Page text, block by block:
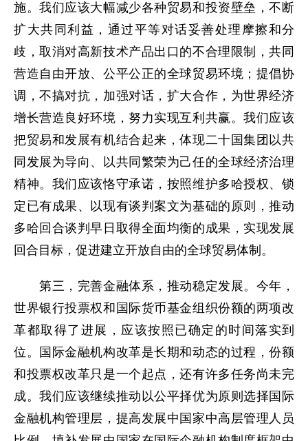
施。我们应该大幅减少各种贸易和投资壁垒，不断
扩大共同利益，通过平等对话妥善处理摩擦和分
歧，取消对高新技术产品出口的不合理限制，共同
营造自由开放、公平公正的全球贸易环境；提倡协
调，不搞对抗，加强对话，扩大合作，为世界经济
增长营造良好环境，努力实现互利共赢。我们应该
把贸易和发展有机结合起来，体现二十国集团以共
同发展为导向、以共同繁荣为己任的全球经济治理
精神。我们应该恪守承诺，按照维护多哈授权、锁
定已有成果、以现有谈判案文为基础的原则，推动
多哈回合谈判早日取得全面均衡的成果，实现发展
回合目标，促进建立开放自由的全球贸易体制。
第三，完善金融体系，推动稳定发展。今年，
世界银行投票权和国际货币基金组织份额的两项改
革都取得了进展，应该按照已确定的时间落实到
位。国际金融机构改革是长期和动态的过程，份额
和投票权改革只是一个起点，还有许多任务尚未完
成。我们应该继续推动以公平择优为原则选择国际
金融机构管理层，提高发展中国家中高层管理人员